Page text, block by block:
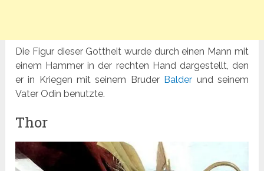
Die Figur dieser Gottheit wurde durch einen Mann mit
einem Hammer in der rechten Hand dargestellt, den
er in Kriegen mit seinem Bruder Balder und seinem
Vater Odin benutzte.
Thor